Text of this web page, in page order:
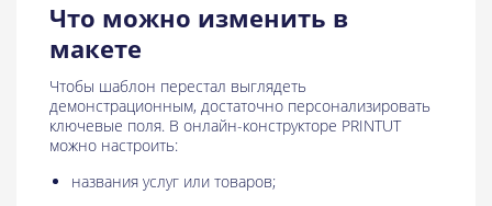
Что можно изменить в
макете
Чтобы шаблон перестал выглядеть
демонстрационным, достаточно персонализировать
ключевые поля. В онлайн-конструкторе PRINTUT
можно настроить:
названия услуг или товаров;